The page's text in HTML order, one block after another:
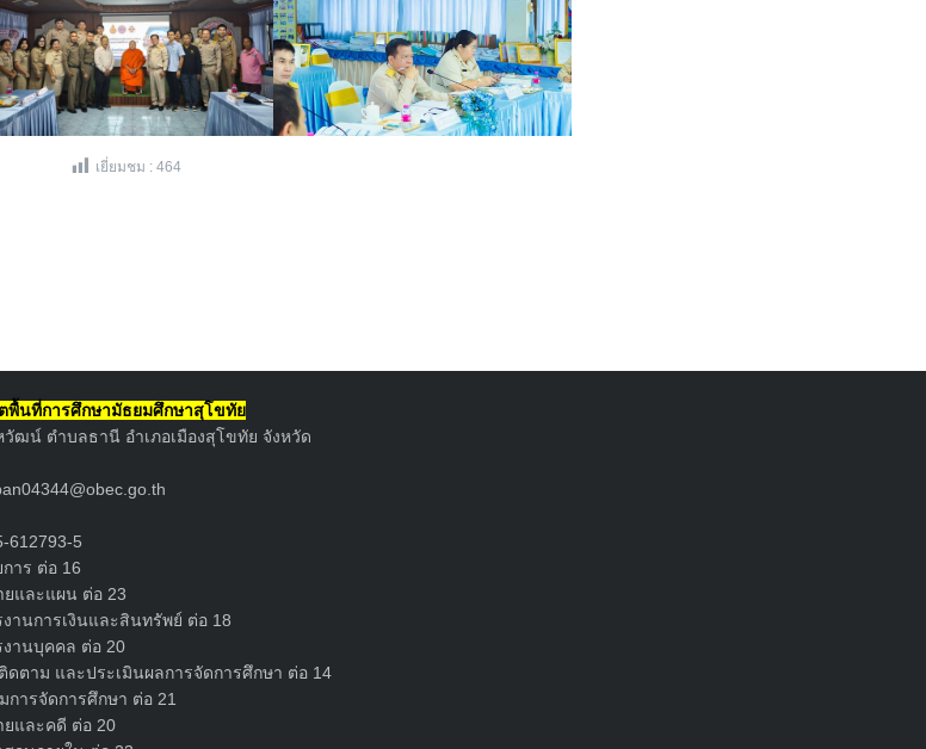
เยี่ยมชม : 464
พื้นที่การศึกษามัธยมศึกษาสุโขทัย
ฒน์ ตำบลธานี อำเภอเมืองสุโขทัย จังหวัด
612793-5
าร ต่อ 16
และแผน ต่อ 23
านการเงินและสินทรัพย์ ต่อ 18
านบุคคล ต่อ 20
ดตาม และประเมินผลการจัดการศึกษา ต่อ 14
การจัดการศึกษา ต่อ 21
และคดี ต่อ 20